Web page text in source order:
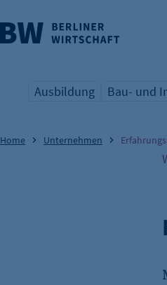
überspringen
Übersicht Schlagwort
Ausbildung
Übersicht
Bau- und
Home Unternehmen